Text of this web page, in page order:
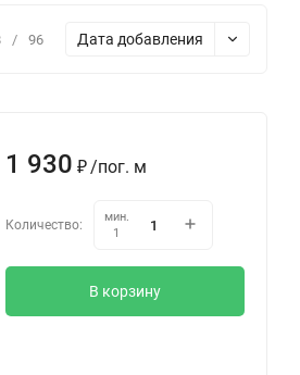
/ 96 Дата добавления
1 930 ₽ /пог. м
Количество:
мин.
1
В корзину